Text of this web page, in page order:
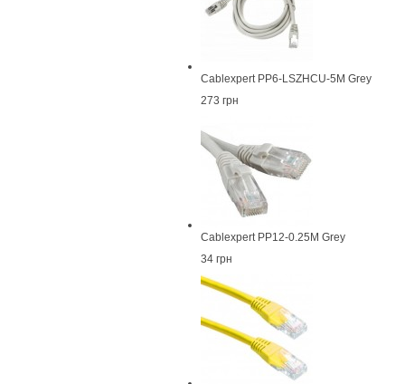
Cablexpert PP6-LSZHCU-5M Grey
273 грн
Cablexpert PP12-0.25M Grey
34 грн